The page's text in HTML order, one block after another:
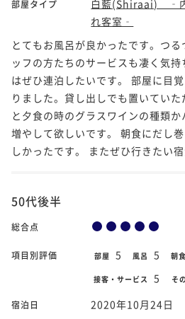
部屋タイプ
白藍(Shiraai) ‐内
れ客室‐
とてもお風呂が良かったです。つ
ッフの方たちのサービスも凄く気
はぜひ連泊したいです。 部屋に目
りました。貸し出しでも置いてい
と夕食の時のグラスワインの種類
増やして欲しいです。 朝食にだし
しかったです。 またぜひ行きたい
50代後半
総合点
項目別評価 部屋 5 風呂 5 朝食
接客・サービス 5 そ
宿泊日 2020年10月24日